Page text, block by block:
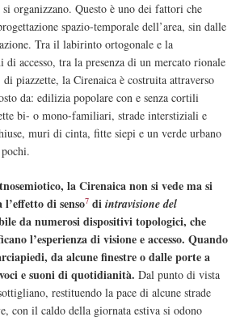
organizzano. Questo è uno dei fattori che
spazio-temporale dell’area, sin dalle
Tra il labirinto ortogonale e la
accesso, tra la presenza di un mercato rionale
piazzette, la Cirenaica è costruita attraverso
da: edilizia popolare con e senza cortili
bi- o mono-familiari, strade interstiziali e
muri di cinta, fitte siepi e un verde urbano
la Cirenaica non si vede ma si
di senso7 di intravisione del
da numerosi dispositivi topologici, che
l’esperienza di visione e accesso. Quando
da alcune finestre o dalle porte a
e suoni di quotidianità. Dal punto di vista
restituendo la pace di alcune strade
con il caldo della giornata estiva si odono